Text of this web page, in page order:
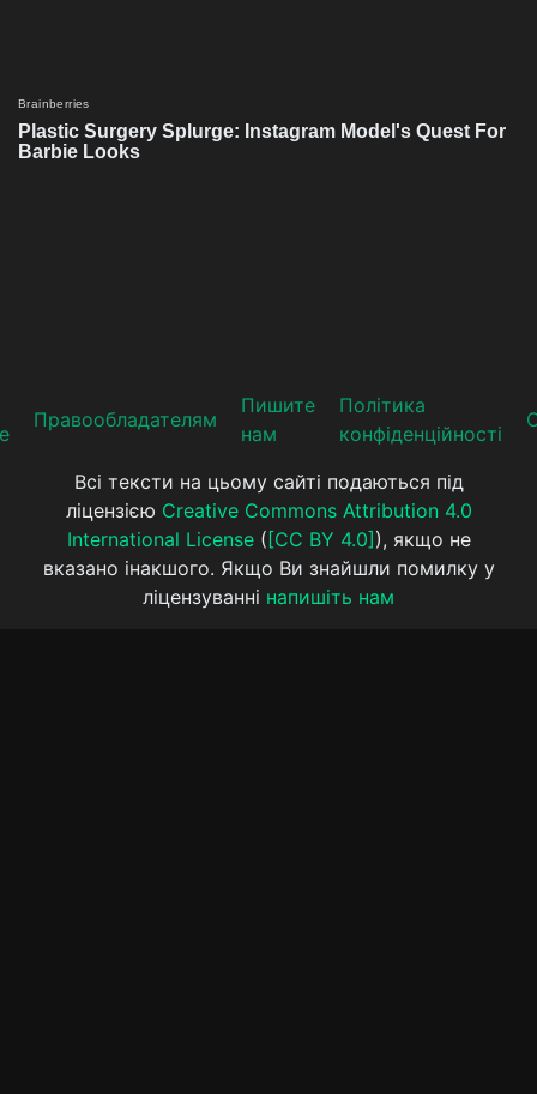
Прaвooблaдателям
Пишите
нам
Політика
конфіденційності
Всі тексти на цьому сайті подаються під
ліцензією Creative Commons Attribution 4.0
International License( [CC BY 4.0] ), якщо не
вказано інакшого. Якщо Ви знайшли помилку у
ліцензуванні напишіть нам